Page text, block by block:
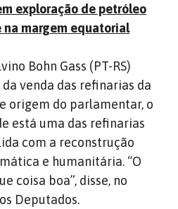
exploração de petróleo
margem equatorial
Bohn Gass (PT-RS)
venda das refinarias da
origem do parlamentar, o
está uma das refinarias
com a reconstrução
e humanitária. “O
coisa boa”, disse, no
Deputados.